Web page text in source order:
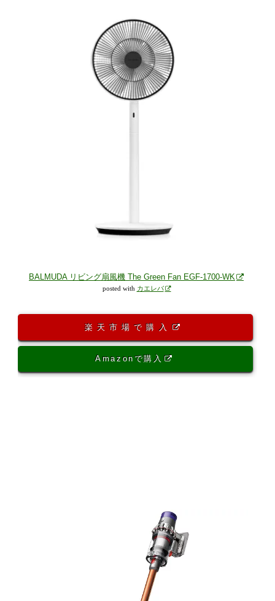
BALMUDA リビング扇風機 The Green Fan EGF-1700-WK
posted with カエレバ
楽天市場で購入
Amazonで購入